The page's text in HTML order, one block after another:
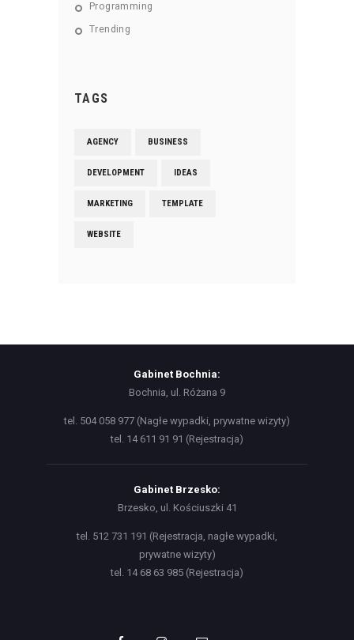
Programming
Trending
TAGS
AGENCY BUSINESS
DEVELOPMENT IDEAS
MARKETING TEMPLATE
WEBSITE
Gabinet Bochnia:
Bochnia, ul. Różana 9
tel. 504 058 977 (Nagłe wypadki, prywatne wizyty)
tel. 14 611 91 91 (Rejestracja)
Gabinet Brzesko:
Brzesko, ul. Kościuszki 41
tel. 512 731 191 (Rejestracja, nagłe wypadki,
prywatne wizyty)
tel. 14 68 63 985 (Rejestracja)